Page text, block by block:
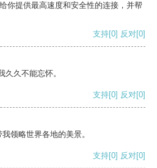
你提供最高速度和安全性的连接，并帮
支持[0] 反对[0]
久不能忘怀。
支持[0] 反对[0]
领略世界各地的美景。
支持[0] 反对[0]